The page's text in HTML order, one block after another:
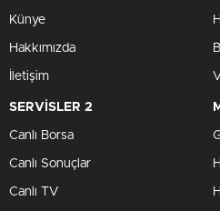
Künye
Hakkımızda
İletişim
SERVİSLER 2
Canlı Borsa
Canlı Sonuçlar
Canlı TV